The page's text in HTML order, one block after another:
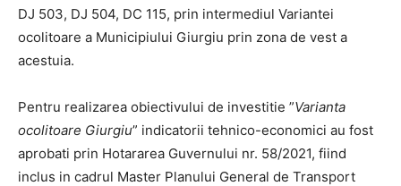
DJ 503, DJ 504, DC 115, prin intermediul Variantei
ocolitoare a Municipiului Giurgiu prin zona de vest a
acestuia.
Pentru realizarea obiectivului de investitie ”Varianta
ocolitoare Giurgiu” indicatorii tehnico-economici au fost
aprobati prin Hotararea Guvernului nr. 58/2021, fiind
inclus in cadrul Master Planului General de Transport